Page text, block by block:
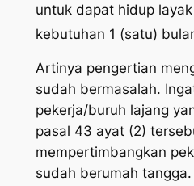
untuk dapat hidup
kebutuhan 1 (satu)
Artinya pengertian
sudah bermasalah.
pekerja/buruh lajang
pasal 43 ayat (2)
mempertimbangkan
sudah berumah tangga.